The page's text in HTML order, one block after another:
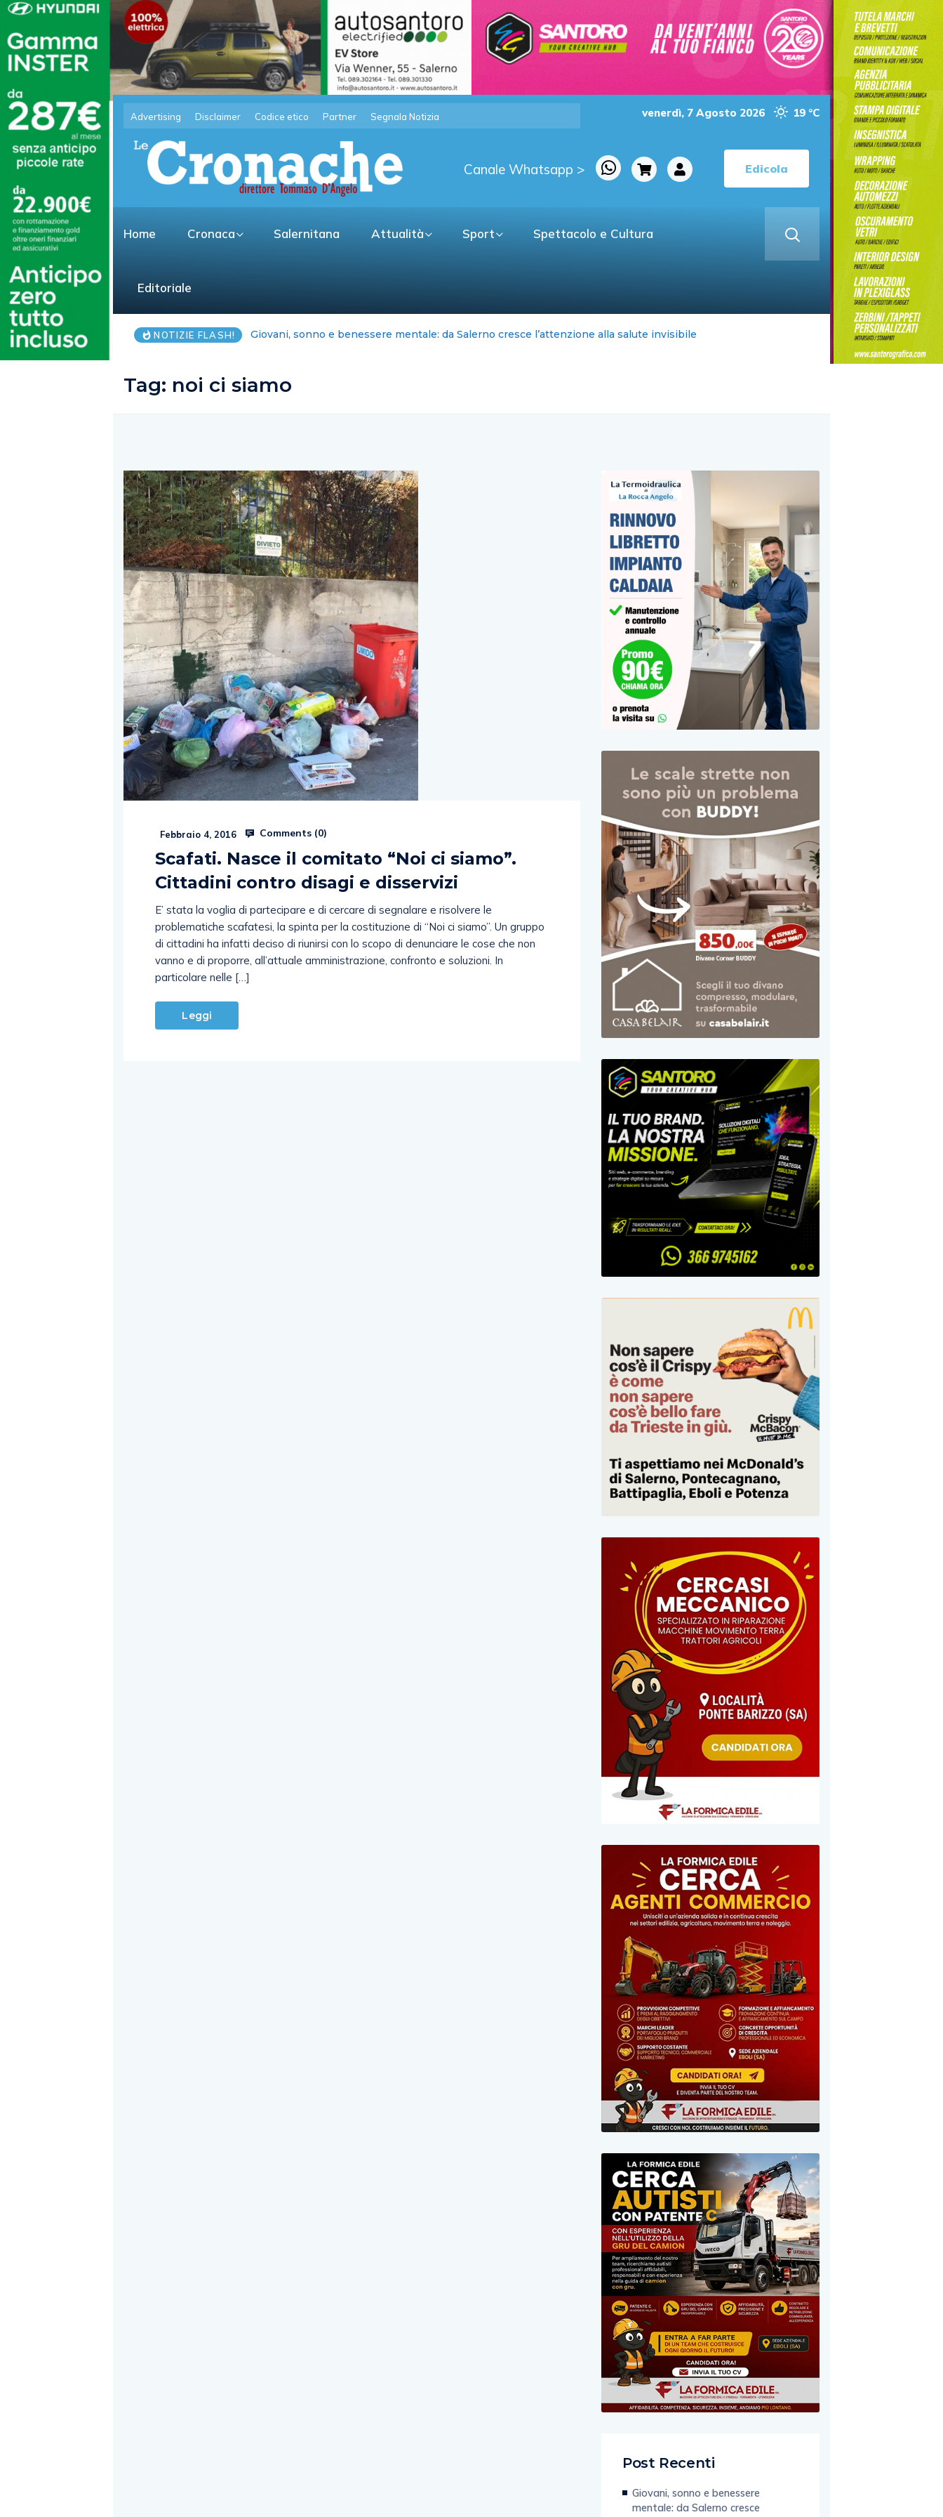
Advertising Disclaimer Codice etico Partner Segnala Notizia venerdì, 7 Agosto 2026 19 °C
Canale Whatsapp > Edicola
Home Cronaca Salernitana Attualità Sport Spettacolo e Cultura
Editoriale
NOTIZIE FLASH! Lega Salerno: nominati i nuovi commissari cittadini
Tag: noi ci siamo
Febbraio 4, 2016 Comments (0)
Scafati. Nasce il comitato “Noi ci siamo”.
Cittadini contro disagi e disservizi
E’ stata la voglia di partecipare e di cercare di segnalare e risolvere le
problematiche scafatesi, la spinta per la costituzione di “Noi ci siamo”. Un gruppo
di cittadini ha infatti deciso di riunirsi con lo scopo di denunciare le cose che non
vanno e di proporre, all’attuale amministrazione, confronto e soluzioni. In
particolare nelle […]
Leggi
Post Recenti
Giovani, sonno e benessere
mentale: da Salerno cresce